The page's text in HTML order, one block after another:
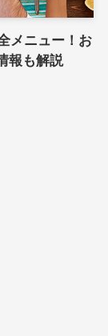
メニュー！お
報も解説